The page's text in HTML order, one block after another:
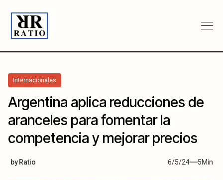
Internacionales
Argentina aplica reducciones de
aranceles para fomentar la
competencia y mejorar precios
by Ratio 6/5/24 5Min